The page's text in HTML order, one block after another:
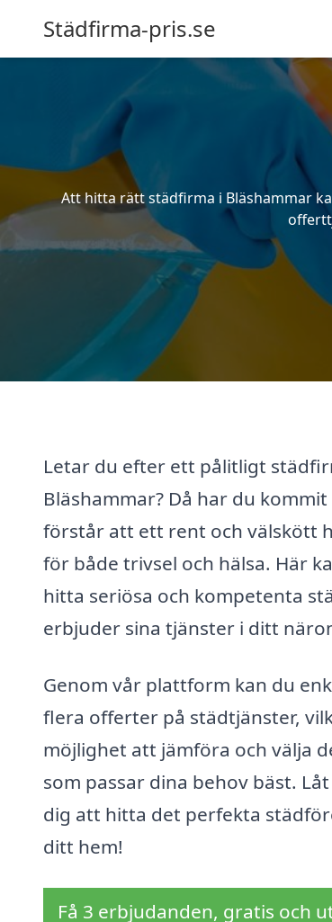
Städfirma-pris.se
Att hitta rätt städfirma i Bläshammar
Letar du efter ett pålitligt
Bläshammar? Då har du
förstår att ett rent och välskött
för både trivsel och hälsa. Här
hitta seriösa och kompetenta
erbjuder sina tjänster i ditt
Genom vår plattform kan du
flera offerter på städtjänster,
möjlighet att jämföra och välja
som passar dina behov bäst.
dig att hitta det perfekta
ditt hem!
Få 3 erbjudanden, gratis och